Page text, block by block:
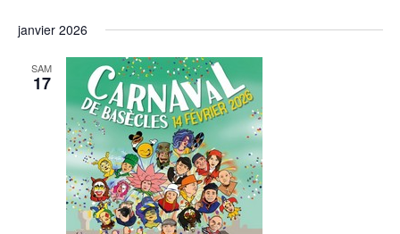
janvier 2026
SAM
17